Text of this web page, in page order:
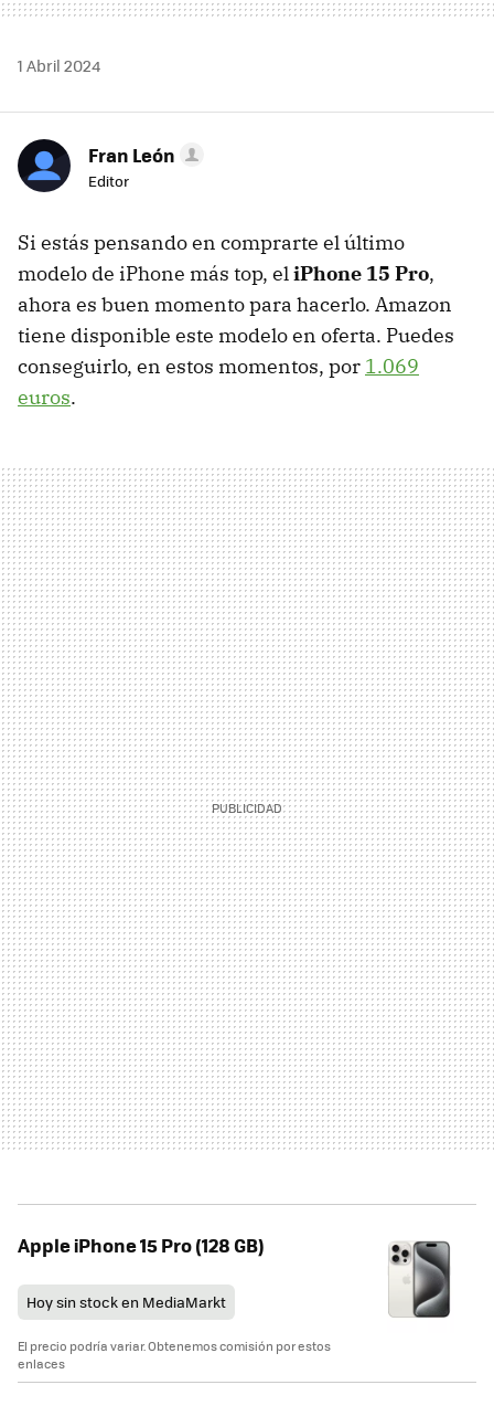
1 Abril 2024
Fran León
Editor
Si estás pensando en comprarte el último
modelo de iPhone más top, eliPhone 15 Pro,
ahora es buen momento para hacerlo. Amazon
tiene disponible este modelo en oferta. Puedes
conseguirlo, en estos momentos, por 1.069
euros.
Apple iPhone 15 Pro (128 GB)
Hoy sin stock en MediaMarkt
El precio podría variar. Obtenemos comisión por estos
enlaces